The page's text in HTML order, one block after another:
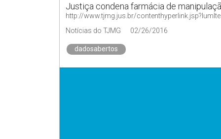
Justiça condena farmácia de
http://www.tjmg.jus.br/
Notícias do TJMG
02/26/2016
dadosabertos